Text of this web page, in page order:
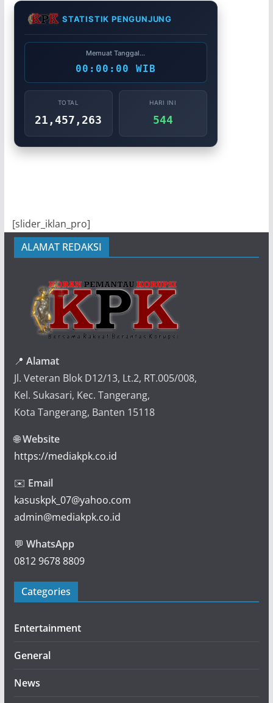
STATISTIK PENGUNJUNG
Memuat Tanggal...
00:00:00 WIB
TOTAL
21,457,263
HARI INI
544
[slider_iklan_pro]
ALAMAT REDAKSI
📍 Alamat
Jl. Veteran Blok D12/13, Lt.2, RT.005/008,
Kel. Sukasari, Kec. Tangerang,
Kota Tangerang, Banten 15118
🌐Website
https://mediakpk.co.id
✉️ Email
kasuskpk_07@yahoo.com
admin@mediakpk.co.id
💬 WhatsApp
0812 9678 8809
Categories
Entertainment
General
News